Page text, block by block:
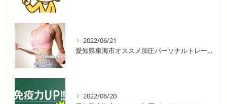
2022/06/21
愛知県東海市オススメ加圧パーソナルトレーニングジム One❣️
2022/06/20